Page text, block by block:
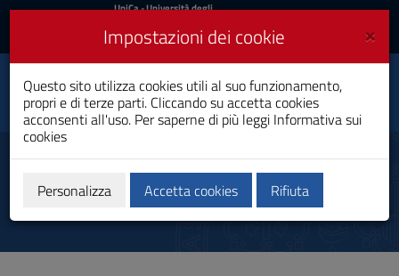
Vai
al
navigazione
sito
UniCa
Accedi
UniCa- Università degli
Accedi UniCA News
Toggle
navigation
Personalized Medicine
and Public Health
Dottorato di Ricerca
Soggetti ospitanti
×
Impostazioni dei cookie
Questo sito utilizza cookies utili al suo funzionamento,
propri e di terze parti. Cliccando su accetta cookies
acconsenti all'uso. Per saperne di più leggi Informativa sui
cookies
Personalizza Accetta cookies Rifiuta